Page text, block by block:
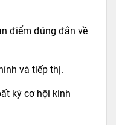
điểm đúng đắn về
và tiếp thị.
kỳ cơ hội kinh